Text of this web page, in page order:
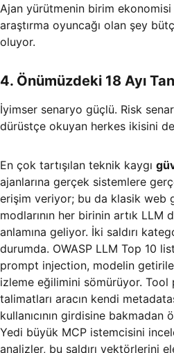
Ajan yürütmenin birim
araştırma oyuncağı olan şey
oluyor.
4. Önümüzdeki 18 Ayı
İyimser senaryo güçlü. Risk
dürüstçe okuyan herkes ikisini
En çok tartışılan teknik kaygı
ajanlarına gerçek sistemlere
erişim veriyor; bu da klasik web
modlarının her birinin artık
anlamına geliyor. İki saldırı
durumda. OWASP LLM Top 10
prompt injection, modelin
izleme eğilimini sömürüyor.
talimatları aracın kendi
kullanıcının girdisine bakmadan
Yedi büyük MCP istemcisini
analizler, bu saldırı vektörlerini